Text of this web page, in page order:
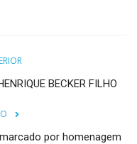
BECKER FILHO
por homenagem